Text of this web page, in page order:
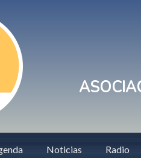
Noticias Radio